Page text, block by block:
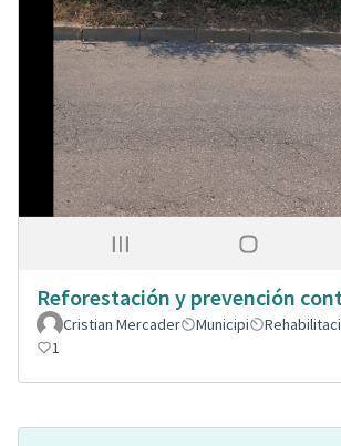
Reforestación y prevención
Cristian Mercader Municipi
1